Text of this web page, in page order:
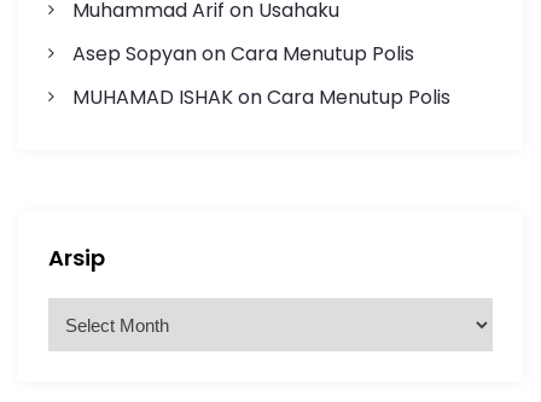
Muhammad Arif on Usahaku
Asep SopyanonCara Menutup Polis
MUHAMAD ISHAKonCara Menutup Polis
Arsip